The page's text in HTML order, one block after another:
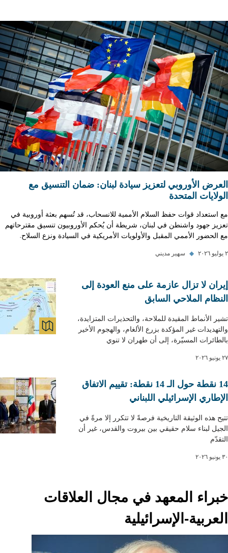
العرض الأوروبي لتعزيز سيادة لبنان: ضمان التنسيق مع
الولايات المتحدة
مع استعداد قوات حفظ السلام الأممية للانسحاب، قد تُسهم بعثة أوروبية في
تعزيز جهود واشنطن في لبنان، شريطة أن يُحكم الأوروبيون تنسيق مقترحاتهم
مع الحضور الأممي المقبل والأولويات الأمريكية في السيادة ونزع السلاح.
٢ يوليو ٢٠٢٦ ◆ سهير مديني
& GRAPHICS
إيران لا تزال عازمة على منع العودة إلى
النظام الملاحي السابق
تشير الأنماط المقيدة للملاحة، والتحذيرات المتزايدة،
والتهديدات غير المؤكدة بزرع الألغام، والهجوم الأخير
بالطائرات المسيّرة، إلى أن طهران لا تنوي
٢٧ يونيو ٢٠٢٦
14 نقطة حول الـ 14 نقطة: تقييم الاتفاق
الإطاري الإسرائيلي اللبناني
تتيح هذه الوثيقة التاريخية فرصةً لا تتكرر إلا مرةً في
الجيل لبناء سلام حقيقي بين بيروت والقدس، غير أن
التقدّم
٣٠ يونيو ٢٠٢٦
خبراء المعهد في مجال العلاقات
العربية-الإسرائيلية